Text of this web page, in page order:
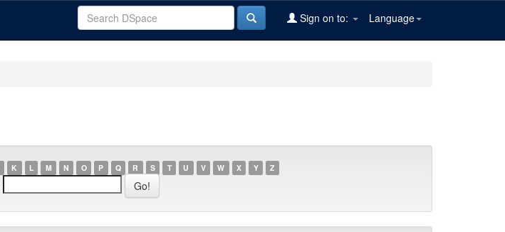
Language
Sign on to:
K L M N O P Q R S T U V W X Y Z